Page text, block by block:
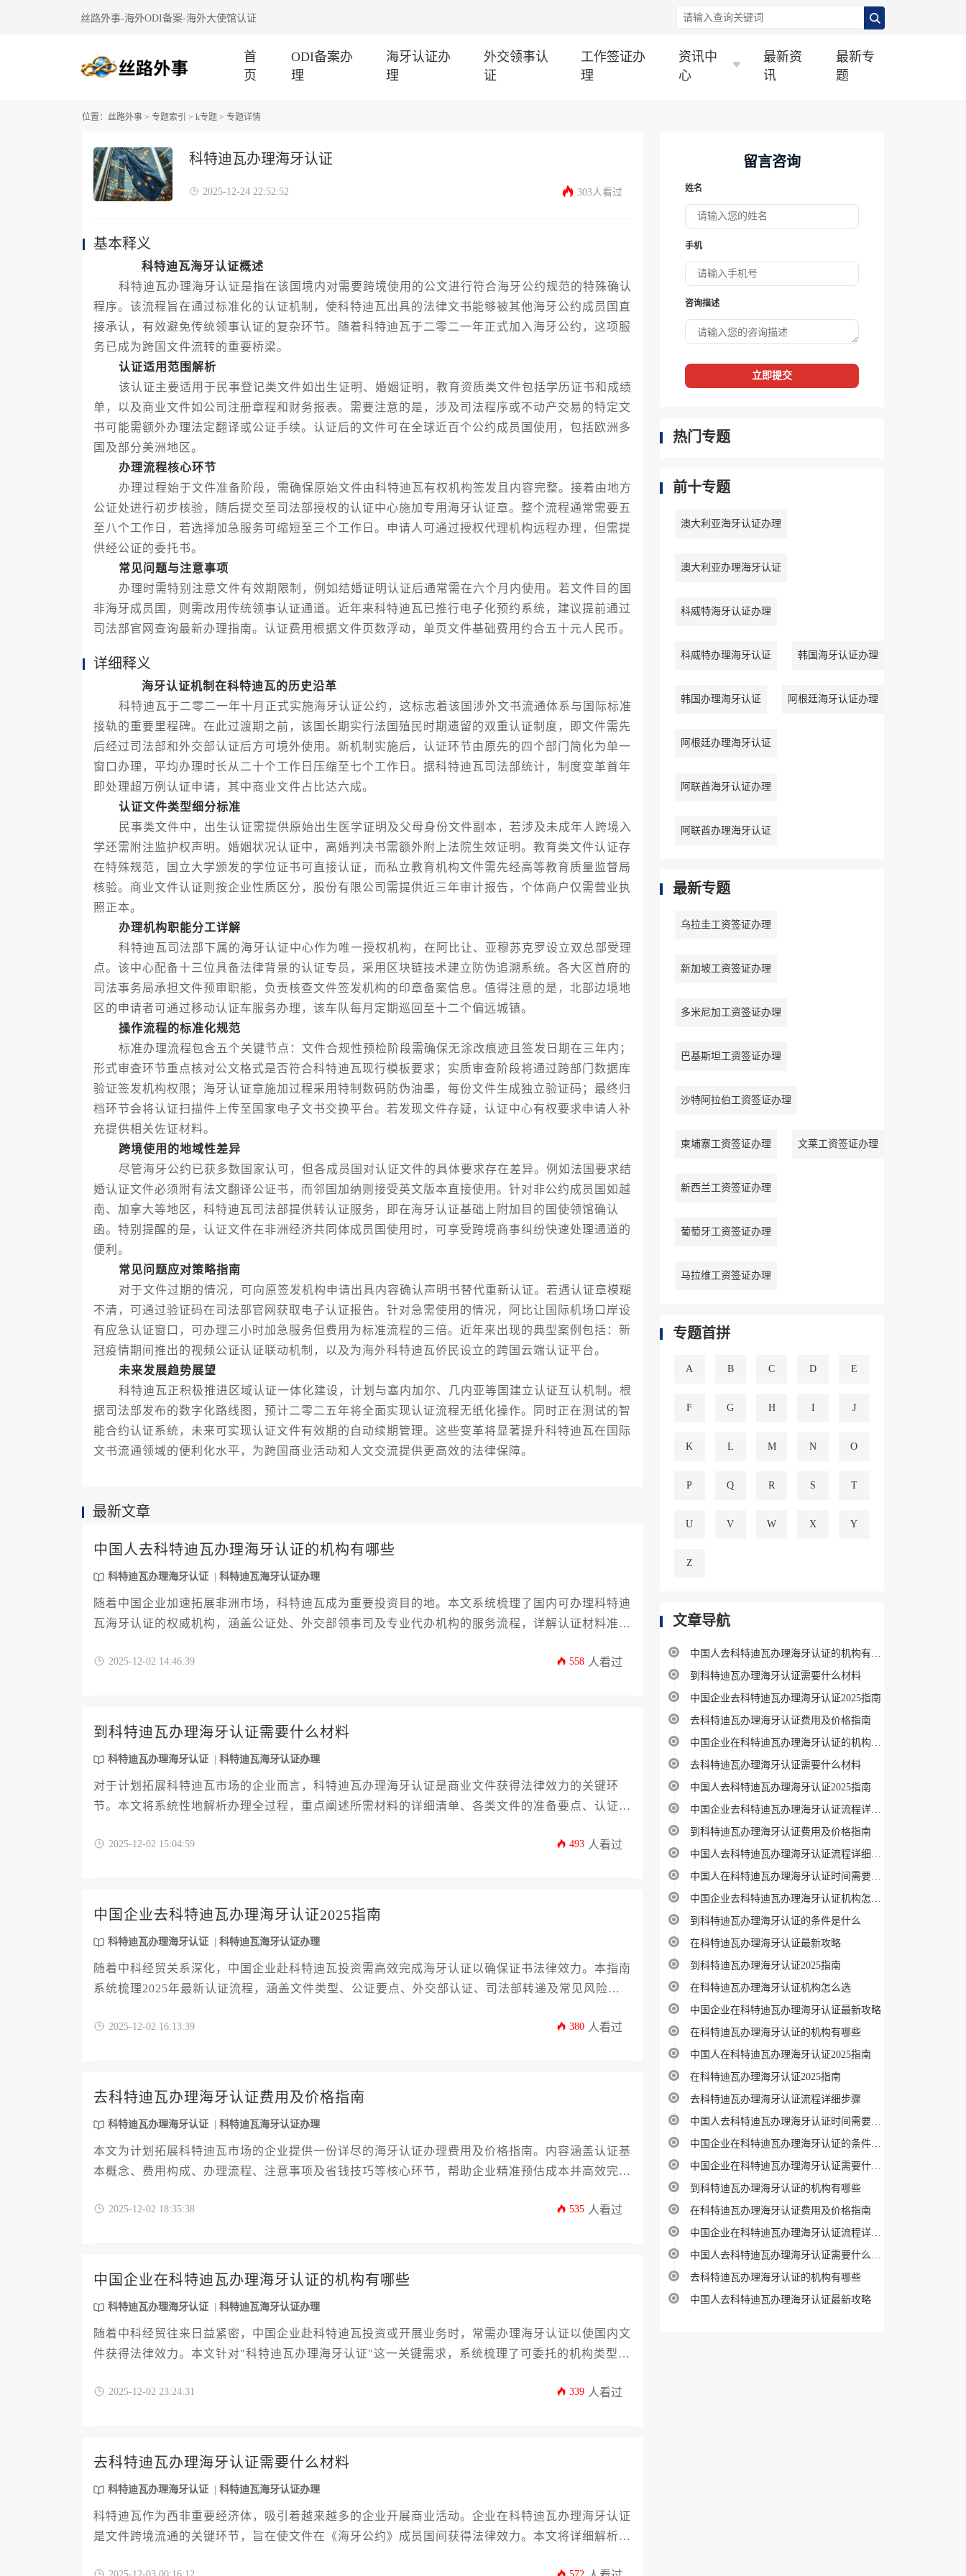
丝路外事-海外ODI备案-海外大使馆认证
首
页
ODI备案办
理
海牙认证办
理
外交领事认
证
工作签证办
理
资讯中
心
最新资
讯
最新专
题
位置： 丝路外事 > 专题索引 > k专题 > 专题详情
科特迪瓦办理海牙认证
2025-12-24 22:52:52 303人看过
基本释义
科特迪瓦海牙认证概述
科特迪瓦办理海牙认证是指在该国境内对需要跨境使用的公文进行符合海牙公约规范的特殊确认
程序。该流程旨在通过标准化的认证机制，使科特迪瓦出具的法律文书能够被其他海牙公约成员国直
接承认，有效避免传统领事认证的复杂环节。随着科特迪瓦于二零二一年正式加入海牙公约，这项服
务已成为跨国文件流转的重要桥梁。
认证适用范围解析
该认证主要适用于民事登记类文件如出生证明、婚姻证明，教育资质类文件包括学历证书和成绩
单，以及商业文件如公司注册章程和财务报表。需要注意的是，涉及司法程序或不动产交易的特定文
书可能需额外办理法定翻译或公证手续。认证后的文件可在全球近百个公约成员国使用，包括欧洲多
国及部分美洲地区。
办理流程核心环节
办理过程始于文件准备阶段，需确保原始文件由科特迪瓦有权机构签发且内容完整。接着由地方
公证处进行初步核验，随后提交至司法部授权的认证中心施加专用海牙认证章。整个流程通常需要五
至八个工作日，若选择加急服务可缩短至三个工作日。申请人可通过授权代理机构远程办理，但需提
供经公证的委托书。
常见问题与注意事项
办理时需特别注意文件有效期限制，例如结婚证明认证后通常需在六个月内使用。若文件目的国
非海牙成员国，则需改用传统领事认证通道。近年来科特迪瓦已推行电子化预约系统，建议提前通过
司法部官网查询最新办理指南。认证费用根据文件页数浮动，单页文件基础费用约合五十元人民币。
详细释义
海牙认证机制在科特迪瓦的历史沿革
科特迪瓦于二零二一年十月正式实施海牙认证公约，这标志着该国涉外文书流通体系与国际标准
接轨的重要里程碑。在此过渡期之前，该国长期实行法国殖民时期遗留的双重认证制度，即文件需先
后经过司法部和外交部认证后方可境外使用。新机制实施后，认证环节由原先的四个部门简化为单一
窗口办理，平均办理时长从二十个工作日压缩至七个工作日。据科特迪瓦司法部统计，制度变革首年
即处理超万例认证申请，其中商业文件占比达六成。
认证文件类型细分标准
民事类文件中，出生认证需提供原始出生医学证明及父母身份文件副本，若涉及未成年人跨境入
学还需附注监护权声明。婚姻状况认证中，离婚判决书需额外附上法院生效证明。教育类文件认证存
在特殊规范，国立大学颁发的学位证书可直接认证，而私立教育机构文件需先经高等教育质量监督局
核验。商业文件认证则按企业性质区分，股份有限公司需提供近三年审计报告，个体商户仅需营业执
照正本。
办理机构职能分工详解
科特迪瓦司法部下属的海牙认证中心作为唯一授权机构，在阿比让、亚穆苏克罗设立双总部受理
点。该中心配备十三位具备法律背景的认证专员，采用区块链技术建立防伪追溯系统。各大区首府的
司法事务局承担文件预审职能，负责核查文件签发机构的印章备案信息。值得注意的是，北部边境地
区的申请者可通过移动认证车服务办理，该车队每月定期巡回至十二个偏远城镇。
操作流程的标准化规范
标准办理流程包含五个关键节点：文件合规性预检阶段需确保无涂改痕迹且签发日期在三年内；
形式审查环节重点核对公文格式是否符合科特迪瓦现行模板要求；实质审查阶段将通过跨部门数据库
验证签发机构权限；海牙认证章施加过程采用特制数码防伪油墨，每份文件生成独立验证码；最终归
档环节会将认证扫描件上传至国家电子文书交换平台。若发现文件存疑，认证中心有权要求申请人补
充提供相关佐证材料。
跨境使用的地域性差异
尽管海牙公约已获多数国家认可，但各成员国对认证文件的具体要求存在差异。例如法国要求结
婚认证文件必须附有法文翻译公证书，而邻国加纳则接受英文版本直接使用。针对非公约成员国如越
南、加拿大等地区，科特迪瓦司法部提供转认证服务，即在海牙认证基础上附加目的国使领馆确认
函。特别提醒的是，认证文件在非洲经济共同体成员国使用时，可享受跨境商事纠纷快速处理通道的
便利。
常见问题应对策略指南
对于文件过期的情况，可向原签发机构申请出具内容确认声明书替代重新认证。若遇认证章模糊
不清，可通过验证码在司法部官网获取电子认证报告。针对急需使用的情况，阿比让国际机场口岸设
有应急认证窗口，可办理三小时加急服务但费用为标准流程的三倍。近年来出现的典型案例包括：新
冠疫情期间推出的视频公证认证联动机制，以及为海外科特迪瓦侨民设立的跨国云端认证平台。
未来发展趋势展望
科特迪瓦正积极推进区域认证一体化建设，计划与塞内加尔、几内亚等国建立认证互认机制。根
据司法部发布的数字化路线图，预计二零二五年将全面实现认证流程无纸化操作。同时正在测试的智
能合约认证系统，未来可实现认证文件有效期的自动续期管理。这些变革将显著提升科特迪瓦在国际
文书流通领域的便利化水平，为跨国商业活动和人文交流提供更高效的法律保障。
最新文章
中国人去科特迪瓦办理海牙认证的机构有哪些
科特迪瓦办理海牙认证 科特迪瓦海牙认证办理
随着中国企业加速拓展非洲市场，科特迪瓦成为重要投资目的地。本文系统梳理了国内可办理科特迪
瓦海牙认证的权威机构，涵盖公证处、外交部领事司及专业代办机构的服务流程，详解认证材料准
2025-12-02 14:46:39 558 人看过
到科特迪瓦办理海牙认证需要什么材料
科特迪瓦办理海牙认证 科特迪瓦海牙认证办理
对于计划拓展科特迪瓦市场的企业而言，科特迪瓦办理海牙认证是商业文件获得法律效力的关键环
节。本文将系统性地解析办理全过程，重点阐述所需材料的详细清单、各类文件的准备要点、认证流
保认证工作高效、无误地完成，为企业的西非业务布局奠定坚实的法律基础。
2025-12-02 15:04:59 493 人看过
中国企业去科特迪瓦办理海牙认证2025指南
科特迪瓦办理海牙认证 科特迪瓦海牙认证办理
随着中科经贸关系深化，中国企业赴科特迪瓦投资需高效完成海牙认证以确保证书法律效力。本指南
系统梳理2025年最新认证流程，涵盖文件类型、公证要点、外交部认证、司法部转递及常见风险应
避免跨境法律纠纷。
2025-12-02 16:13:39 380 人看过
去科特迪瓦办理海牙认证费用及价格指南
科特迪瓦办理海牙认证 科特迪瓦海牙认证办理
本文为计划拓展科特迪瓦市场的企业提供一份详尽的海牙认证办理费用及价格指南。内容涵盖认证基
本概念、费用构成、办理流程、注意事项及省钱技巧等核心环节，帮助企业精准预估成本并高效完成
2025-12-02 18:35:38 535 人看过
中国企业在科特迪瓦办理海牙认证的机构有哪些
科特迪瓦办理海牙认证 科特迪瓦海牙认证办理
随着中科经贸往来日益紧密，中国企业赴科特迪瓦投资或开展业务时，常需办理海牙认证以使国内文
件获得法律效力。本文针对"科特迪瓦办理海牙认证"这一关键需求，系统梳理了可委托的机构类型、
主要服务方，帮助企业高效完成认证程序，规避常见陷阱，为海外业务顺利推进奠定基础。
2025-12-02 23:24:31 339 人看过
去科特迪瓦办理海牙认证需要什么材料
科特迪瓦办理海牙认证 科特迪瓦海牙认证办理
科特迪瓦作为西非重要经济体，吸引着越来越多的企业开展商业活动。企业在科特迪瓦办理海牙认证
是文件跨境流通的关键环节，旨在使文件在《海牙公约》成员国间获得法律效力。本文将详细解析办
2025-12-03 00:16:12 572
留言咨询
姓名
手机
咨询描述
立即提交
热门专题
前十专题
澳大利亚海牙认证办理
澳大利亚办理海牙认证
科威特海牙认证办理
科威特办理海牙认证 韩国海牙认证办理
韩国办理海牙认证 阿根廷海牙认证办理
阿根廷办理海牙认证
阿联酋海牙认证办理
阿联酋办理海牙认证
最新专题
乌拉圭工资签证办理
新加坡工资签证办理
多米尼加工资签证办理
巴基斯坦工资签证办理
沙特阿拉伯工资签证办理
柬埔寨工资签证办理 文莱工资签证办理
新西兰工资签证办理
葡萄牙工资签证办理
马拉维工资签证办理
专题首拼
A B C D E
F G H I J
K L M N O
P Q R S T
U V W X Y
Z
文章导航
中国人去科特迪瓦办理海牙认证的机构有哪些
到科特迪瓦办理海牙认证需要什么材料
中国企业去科特迪瓦办理海牙认证2025指南
去科特迪瓦办理海牙认证费用及价格指南
中国企业在科特迪瓦办理海牙认证的机构有哪些
去科特迪瓦办理海牙认证需要什么材料
中国人去科特迪瓦办理海牙认证2025指南
中国企业去科特迪瓦办理海牙认证流程详细步骤
到科特迪瓦办理海牙认证费用及价格指南
中国人去科特迪瓦办理海牙认证流程详细步骤
中国人在科特迪瓦办理海牙认证时间需要多久
中国企业去科特迪瓦办理海牙认证机构怎么选
到科特迪瓦办理海牙认证的条件是什么
在科特迪瓦办理海牙认证最新攻略
到科特迪瓦办理海牙认证2025指南
在科特迪瓦办理海牙认证机构怎么选
中国企业在科特迪瓦办理海牙认证最新攻略
在科特迪瓦办理海牙认证的机构有哪些
中国人在科特迪瓦办理海牙认证2025指南
在科特迪瓦办理海牙认证2025指南
去科特迪瓦办理海牙认证流程详细步骤
中国人去科特迪瓦办理海牙认证时间需要多久
中国企业在科特迪瓦办理海牙认证的条件是什么
中国企业在科特迪瓦办理海牙认证需要什么材料
到科特迪瓦办理海牙认证的机构有哪些
在科特迪瓦办理海牙认证费用及价格指南
中国企业在科特迪瓦办理海牙认证流程详细步骤
中国人去科特迪瓦办理海牙认证需要什么材料
去科特迪瓦办理海牙认证的机构有哪些
中国人去科特迪瓦办理海牙认证最新攻略